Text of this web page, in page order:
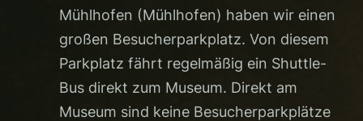
Mühlhofen (Mühlhofen) haben wir einen
großen Besucherparkplatz. Von diesem
Parkplatz fährt regelmäßig ein Shuttle-
Bus direkt zum Museum. Direkt am
Museum sind keine Besucherparkplätze